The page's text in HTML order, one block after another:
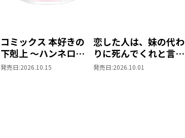
コミックス 本好きの
下剋上 ～ハンネロー
レの貴族院五年生～
発売日:2026.10.15
恋した人は、妹の代わ
りに死んでくれと言っ
た。＠COMIC ポス
発売日:2026.10.01